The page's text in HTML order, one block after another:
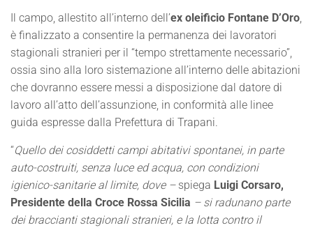
Il campo, allestito all’interno dell’ex oleificio Fontane D’Oro,
è finalizzato a consentire la permanenza dei lavoratori
stagionali stranieri per il “tempo strettamente necessario”,
ossia sino alla loro sistemazione all’interno delle abitazioni
che dovranno essere messi a disposizione dal datore di
lavoro all’atto dell’assunzione, in conformità alle linee
guida espresse dalla Prefettura di Trapani.
“Quello dei cosiddetti campi abitativi spontanei, in parte
auto-costruiti, senza luce ed acqua, con condizioni
igienico-sanitarie al limite, dove – spiega Luigi Corsaro,
Presidente della Croce Rossa Sicilia – si radunano parte
dei braccianti stagionali stranieri, e la lotta contro il